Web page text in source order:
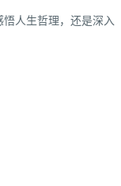
人生哲理，还是深入